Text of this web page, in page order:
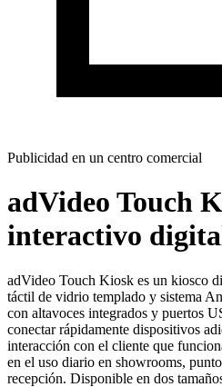
Publicidad en un centro comercial
adVideo Touch
interactivo
adVideo Touch Kiosk es un kiosco
táctil de vidrio templado y sistema
con altavoces integrados y puertos
conectar rápidamente dispositivos
interacción con el cliente que
en el uso diario en showrooms,
recepción. Disponible en dos